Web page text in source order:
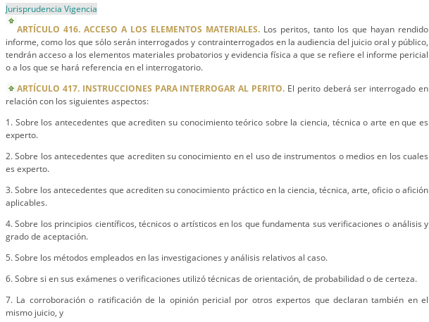
Jurisprudencia Vigencia
ARTÍCULO 416. ACCESO A LOS ELEMENTOS MATERIALES. Los peritos, tanto los que hayan rendido
informe, como los que sólo serán interrogados y contrainterrogados en la audiencia del juicio oral y público,
tendrán acceso a los elementos materiales probatorios y evidencia física a que se refiere el informe pericial
o a los que se hará referencia en el interrogatorio.
ARTÍCULO 417. INSTRUCCIONES PARA INTERROGAR AL PERITO. El perito deberá ser interrogado en
relación con los siguientes aspectos:
1. Sobre los antecedentes que acrediten su conocimiento teórico sobre la ciencia, técnica o arte en que es
experto.
2. Sobre los antecedentes que acrediten su conocimiento en el uso de instrumentos o medios en los cuales
es experto.
3. Sobre los antecedentes que acrediten su conocimiento práctico en la ciencia, técnica, arte, oficio o afición
aplicables.
4. Sobre los principios científicos, técnicos o artísticos en los que fundamenta sus verificaciones o análisis y
grado de aceptación.
5. Sobre los métodos empleados en las investigaciones y análisis relativos al caso.
6. Sobre si en sus exámenes o verificaciones utilizó técnicas de orientación, de probabilidad o de certeza.
7. La corroboración o ratificación de la opinión pericial por otros expertos que declaran también en el
mismo juicio, y